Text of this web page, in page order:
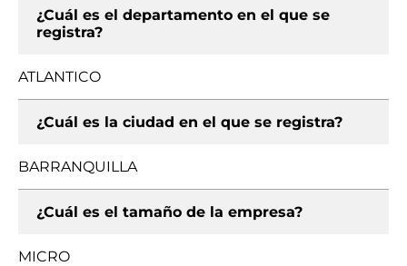
¿Cuál es el departamento en el que se
registra?
ATLANTICO
¿Cuál es la ciudad en el que se registra?
BARRANQUILLA
¿Cuál es el tamaño de la empresa?
MICRO